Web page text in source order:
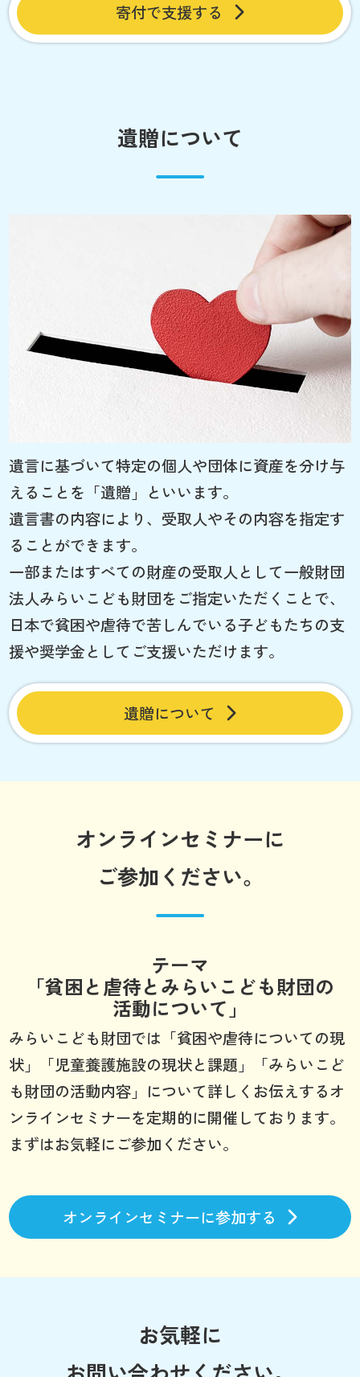
寄付で支援する
遺贈について
遺言に基づいて特定の個人や団体に資産を分け与
えることを「遺贈」といいます。
遺言書の内容により、受取人やその内容を指定す
ることができます。
一部またはすべての財産の受取人として一般財団
法人みらいこども財団をご指定いただくことで、
日本で貧困や虐待で苦しんでいる子どもたちの支
援や奨学金としてご支援いただけます。
遺贈について
オンラインセミナーに
ご参加ください。
テーマ
「貧困と虐待とみらいこども財団の
活動について」
みらいこども財団では「貧困や虐待についての現
状」「児童養護施設の現状と課題」「みらいこど
も財団の活動内容」について詳しくお伝えするオ
ンラインセミナーを定期的に開催しております。
まずはお気軽にご参加ください。
オンラインセミナーに参加する
お気軽に